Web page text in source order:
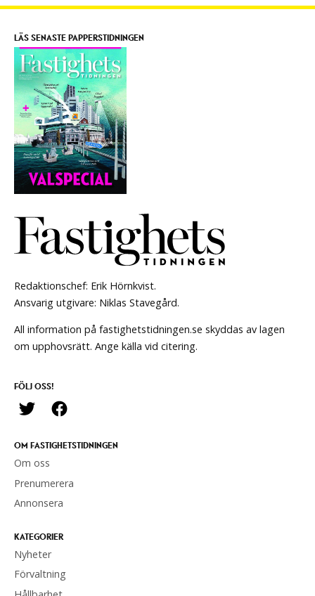
Redaktionschef: Erik Hörnkvist.
Ansvarig utgivare: Niklas Stavegård.
All information på fastighetstidningen.se skyddas av lagen
om upphovsrätt. Ange källa vid citering.
FÖLJ OSS!
OM FASTIGHETSTIDNINGEN
Om oss
Prenumerera
Annonsera
KATEGORIER
Nyheter
Förvaltning
LÄS SENASTE PAPPERSTIDNINGEN